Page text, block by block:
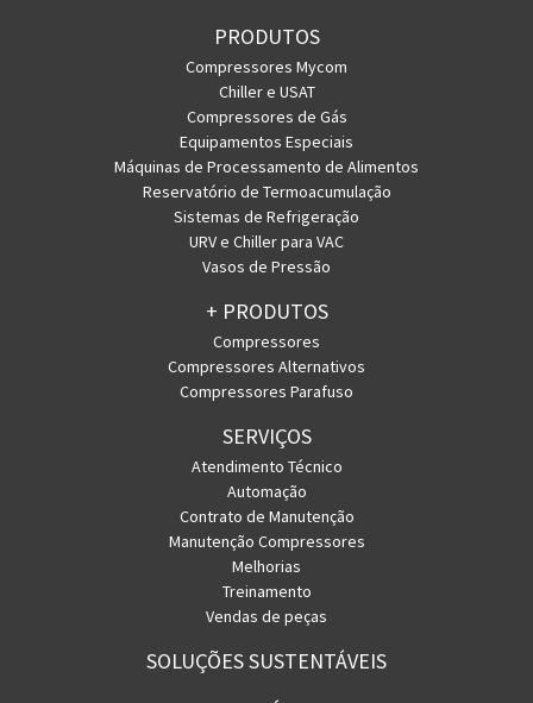
PRODUTOS
Compressores Mycom
Chiller e USAT
Compressores de Gás
Equipamentos Especiais
Máquinas de Processamento de Alimentos
Reservatório de Termoacumulação
Sistemas de Refrigeração
URV e Chiller para VAC
Vasos de Pressão
+ PRODUTOS
Compressores
Compressores Alternativos
Compressores Parafuso
SERVIÇOS
Atendimento Técnico
Automação
Contrato de Manutenção
Manutenção Compressores
Melhorias
Treinamento
Vendas de peças
SOLUÇÕES SUSTENTÁVEIS